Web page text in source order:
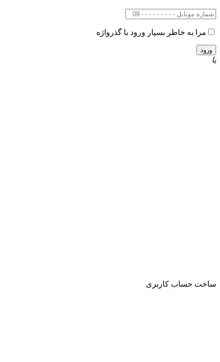
مرا به خاطر بسپار ورود با گذرواژه
یا
ساخت حساب کاربری